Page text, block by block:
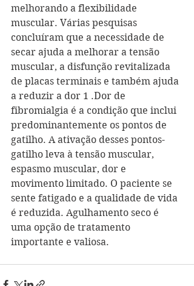
melhorando a flexibilidade
muscular. Várias pesquisas
concluíram que a necessidade de
secar ajuda a melhorar a tensão
muscular, a disfunção revitalizada
de placas terminais e também ajuda
a reduzir a dor 1 .Dor de
fibromialgia é a condição que inclui
predominantemente os pontos de
gatilho. A ativação desses pontos-
gatilho leva à tensão muscular,
espasmo muscular, dor e
movimento limitado. O paciente se
sente fatigado e a qualidade de vida
é reduzida. Agulhamento seco é
uma opção de tratamento
importante e valiosa.